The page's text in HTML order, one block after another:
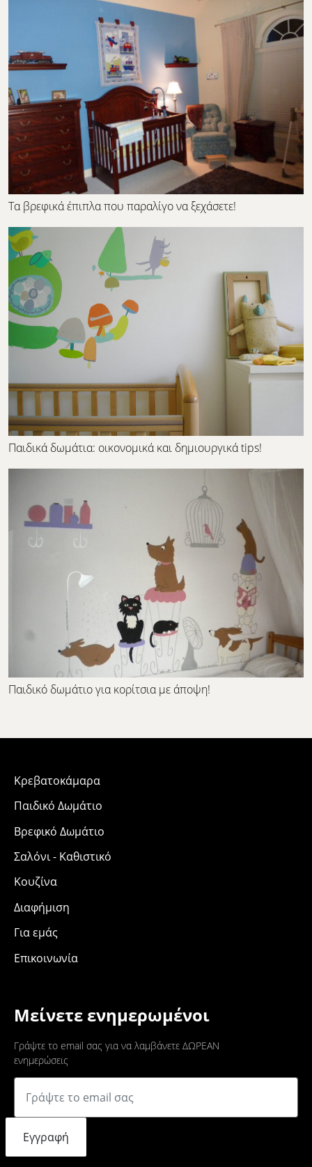
Τα βρεφικά έπιπλα που παραλίγο να ξεχάσετε!
Παιδικά δωμάτια: οικονομικά και δημιουργικά tips!
Παιδικό δωμάτιο για κορίτσια με άποψη!
Μείνετε ενημερωμένοι
Γράψτε το email σας για να λαμβάνετε ΔΩΡΕΑΝ
ενημερώσεις
Εγγραφή
Κρεβατοκάμαρα
Παιδικό Δωμάτιο
Βρεφικό Δωμάτιο
Σαλόνι - Καθιστικό
Κουζίνα
Διαφήμιση
Για εμάς
Επικοινωνία